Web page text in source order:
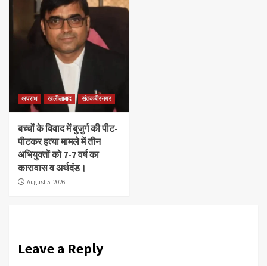
अपराध खलीलाबाद संतकबीरनगर
बच्चों के विवाद में बुजुर्ग की पीट-
पीटकर हत्या मामले में तीन
अभियुक्तों को 7-7 वर्ष का
कारावास व अर्थदंड।
August 5, 2026
Leave a Reply